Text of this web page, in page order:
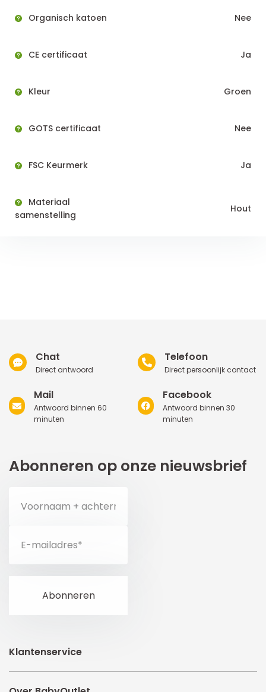
Organisch katoen Nee
CE certificaat Ja
Kleur Groen
GOTS certificaat Nee
FSC Keurmerk Ja
Materiaal
samenstelling
Hout
Chat
Direct antwoord
Telefoon
Direct persoonlijk contact
Mail
Antwoord binnen 60
minuten
Facebook
Antwoord binnen 30
minuten
Abonneren op onze nieuwsbrief
Klantenservice